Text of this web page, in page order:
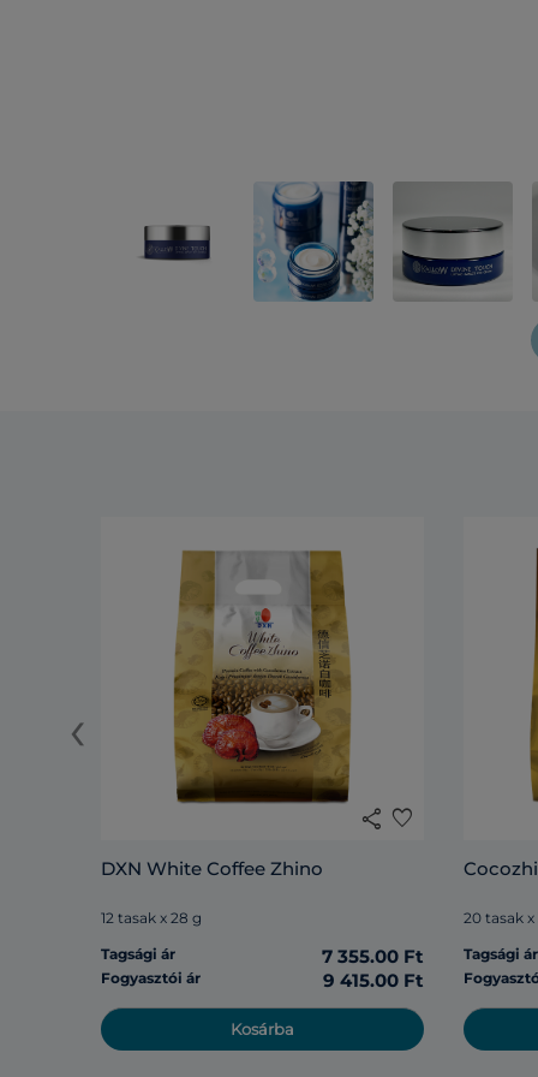
share favorite
DXN White Coffee Zhino
12 tasak x 28 g
Tagsági ár
7 355.00 Ft
Fogyasztói ár 9 415.00 Ft
Kosárba
Cocozhi
20 tasak x
Tagsági ár
‹